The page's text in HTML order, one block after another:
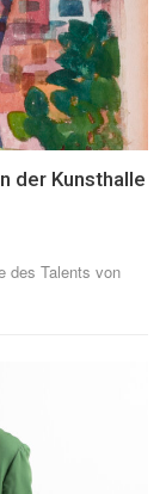
der Kunsthalle
des Talents von